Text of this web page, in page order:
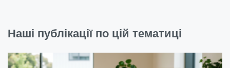
Наші публікації по цій тематиці